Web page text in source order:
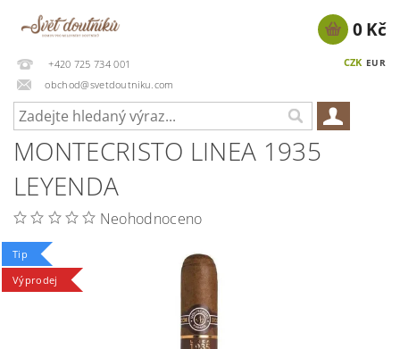
+420 725 734 001
obchod@svetdoutniku.com
CZK EUR
0 Kč
MONTECRISTO LINEA 1935
LEYENDA
Neohodnoceno
Tip
Výprodej